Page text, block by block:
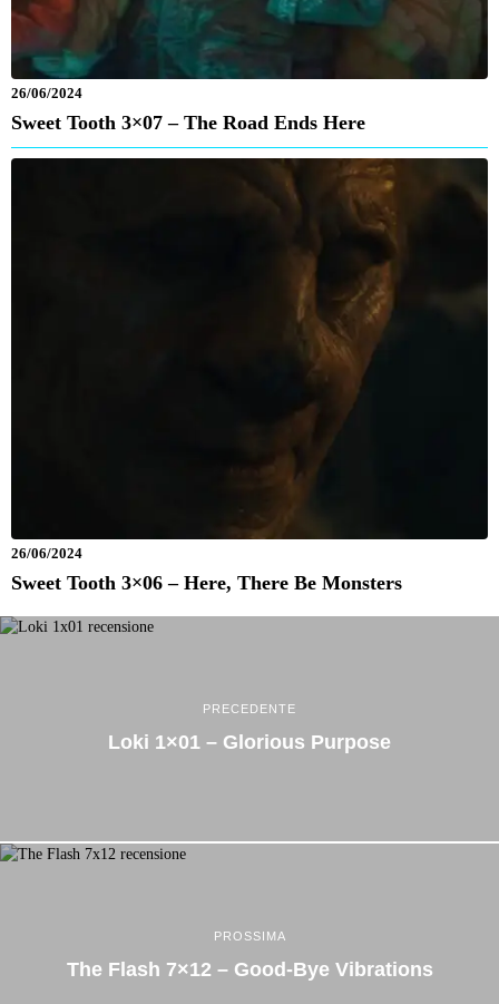
26/06/2024
Sweet Tooth 3×07 – The Road Ends Here
26/06/2024
Sweet Tooth 3×06 – Here, There Be Monsters
PRECEDENTE
Loki 1×01 – Glorious Purpose
PROSSIMA
The Flash 7×12 – Good-Bye Vibrations